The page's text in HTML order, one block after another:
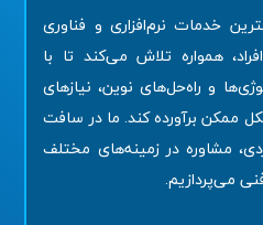
خدمات نرم‌افزاری و فناوری
همواره تلاش می‌کند تا با
و راه‌حل‌های نوین، نیازهای
ممکن برآورده کند. ما در سافت
مشاوره در زمینه‌های مختلف
می‌پردازیم.